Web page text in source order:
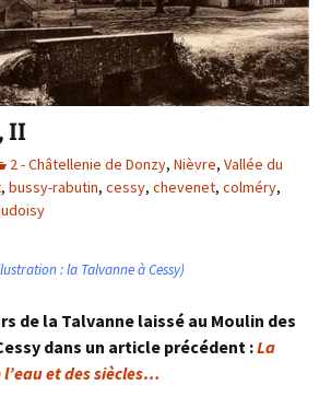
II
2 - Châtellenie de Donzy, Nièvre, Vallée du
, bussy-rabutin, cessy, chevenet, colméry,
: la Talvanne à Cessy)
de la Talvanne laissé au Moulin des
dans un article précédent :La
et des siècles…